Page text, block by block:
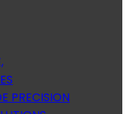
PRECISION